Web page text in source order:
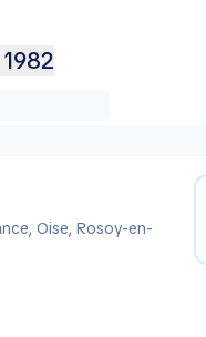
Oise, Rosoy-en-